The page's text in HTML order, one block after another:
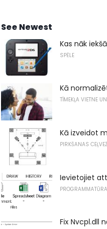
See Newest
Kas nāk
SPĒLE
Kā
TĪMEKĻA VIETNE
Kā izveidot
PIRKŠANAS
Ievietojiet
PROGRAMMATŪRA
Fix Nvcpl.dll